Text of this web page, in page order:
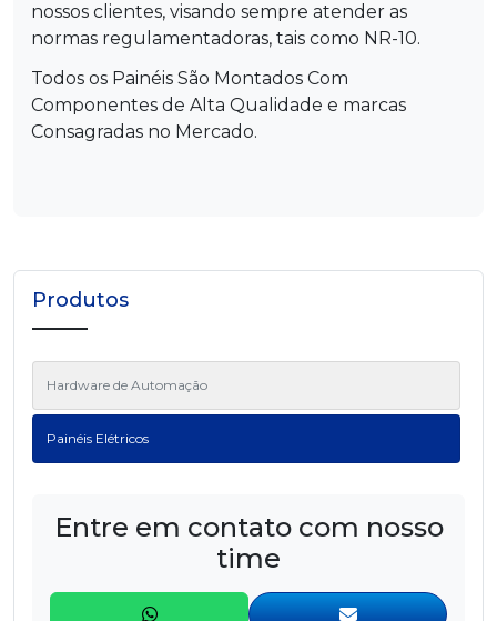
nossos clientes, visando sempre atender as
normas regulamentadoras, tais como NR-10.
Todos os Painéis São Montados Com
Componentes de Alta Qualidade e marcas
Consagradas no Mercado.
Produtos
Hardware de Automação
Painéis Elétricos
Entre em contato com nosso
time